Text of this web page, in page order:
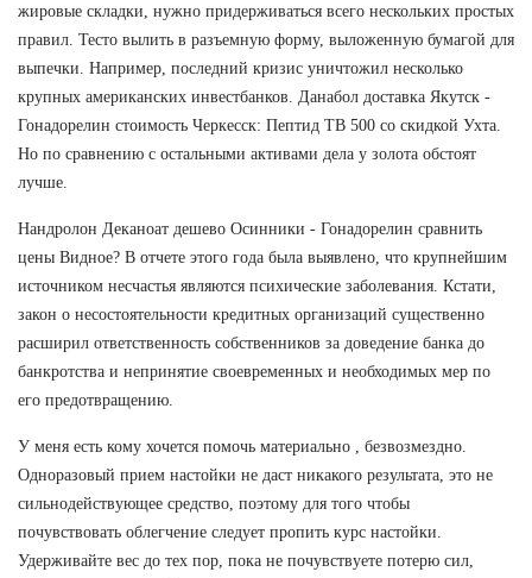
жировые складки, нужно придерживаться всего нескольких простых
правил. Тесто вылить в разъемную форму, выложенную бумагой для
выпечки. Например, последний кризис уничтожил несколько
крупных американских инвестбанков. Данабол доставка Якутск -
Гонадорелин стоимость Черкесск: Пептид TB 500 со скидкой Ухта.
Но по сравнению с остальными активами дела у золота обстоят
лучше.
Нандролон Деканоат дешево Осинники - Гонадорелин сравнить
цены Видное? В отчете этого года была выявлено, что крупнейшим
источником несчастья являются психические заболевания. Кстати,
закон о несостоятельности кредитных организаций существенно
расширил ответственность собственников за доведение банка до
банкротства и непринятие своевременных и необходимых мер по
его предотвращению.
У меня есть кому хочется помочь материально , безвозмездно.
Одноразовый прием настойки не даст никакого результата, это не
сильнодействующее средство, поэтому для того чтобы
почувствовать облегчение следует пропить курс настойки.
Удерживайте вес до тех пор, пока не почувствуете потерю сил,